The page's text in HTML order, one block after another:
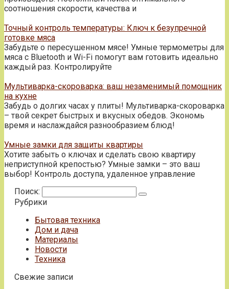
соотношения скорости, качества и
Точный контроль температуры: Ключ к безупречной
готовке мяса
Забудьте о пересушенном мясе! Умные термометры для
мяса с Bluetooth и Wi-Fi помогут вам готовить идеально
каждый раз. Контролируйте
Мультиварка-скороварка: ваш незаменимый помощник
на кухне
Забудь о долгих часах у плиты! Мультиварка-скороварка
– твой секрет быстрых и вкусных обедов. Экономь
время и наслаждайся разнообразием блюд!
Умные замки для защиты квартиры
Хотите забыть о ключах и сделать свою квартиру
неприступной крепостью? Умные замки – это ваш
выбор! Контроль доступа, удаленное управление
Поиск:
Рубрики
Бытовая техника
Дом и дача
Материалы
Новости
Техника
Свежие записи